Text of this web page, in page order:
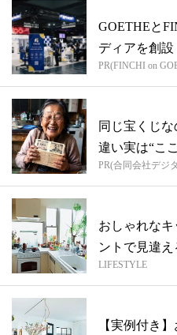
GOETHEと
ディアを創設
PR(FINCHI on
同じ宝くじ
違い実は“こ
PR(合同会社デジ
おしゃれな
ントで見違
ご紹...
LIFESTYLE
【実例付き